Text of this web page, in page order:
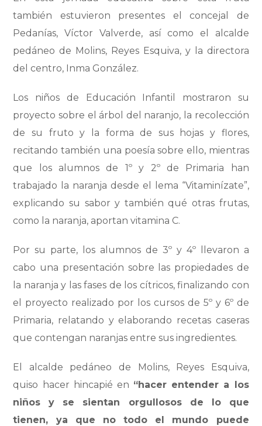
también estuvieron presentes el concejal de
Pedanías, Víctor Valverde, así como el alcalde
pedáneo de Molins, Reyes Esquiva, y la directora
del centro, Inma González.
Los niños de Educación Infantil mostraron su
proyecto sobre el árbol del naranjo, la recolección
de su fruto y la forma de sus hojas y flores,
recitando también una poesía sobre ello, mientras
que los alumnos de 1º y 2º de Primaria han
trabajado la naranja desde el lema “Vitaminízate”,
explicando su sabor y también qué otras frutas,
como la naranja, aportan vitamina C.
Por su parte, los alumnos de 3º y 4º llevaron a
cabo una presentación sobre las propiedades de
la naranja y las fases de los cítricos, finalizando con
el proyecto realizado por los cursos de 5º y 6º de
Primaria, relatando y elaborando recetas caseras
que contengan naranjas entre sus ingredientes.
El alcalde pedáneo de Molins, Reyes Esquiva,
quiso hacer hincapié en “hacer entender a los
niños y se sientan orgullosos de lo que
tienen, ya que no todo el mundo puede